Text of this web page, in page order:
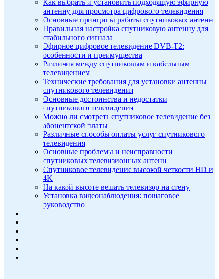
Как выбрать и установить подходящую эфирную
антенну для просмотра цифрового телевидения
Основные принципы работы спутниковых антенн
Правильная настройка спутниковую антенну для
стабильного сигнала
Эфирное цифровое телевидение DVB-T2:
особенности и преимущества
Различия между спутниковым и кабельным
телевидением
Технические требования для установки антенны
спутникового телевидения
Основные достоинства и недостатки
спутникового телевидения
Можно ли смотреть спутниковое телевидение без
абонентской платы
Различные способы оплаты услуг спутникового
телевидения
Основные проблемы и неисправности
спутниковых телевизионных антенн
Спутниковое телевидение высокой четкости HD и
4K
На какой высоте вешать телевизор на стену
Установка видеонаблюдения: пошаговое
руководство